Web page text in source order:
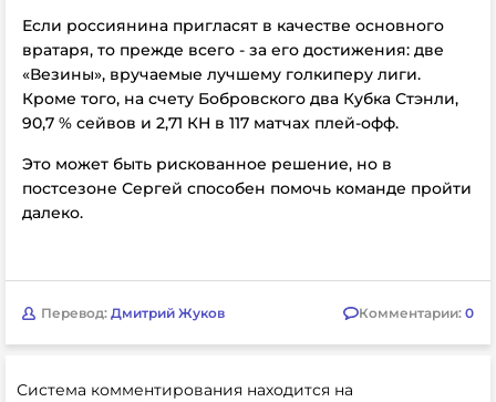
Если россиянина пригласят в качестве основного
вратаря, то прежде всего - за его достижения: две
«Везины», вручаемые лучшему голкиперу лиги.
Кроме того, на счету Бобровского два Кубка Стэнли,
90,7 % сейвов и 2,71 КН в 117 матчах плей-офф.
Это может быть рискованное решение, но в
постсезоне Сергей способен помочь команде пройти
далеко.
Перевод: Дмитрий Жуков Комментарии: 0
Система комментирования находится на